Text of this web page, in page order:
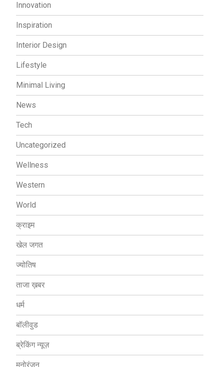
Innovation
Inspiration
Interior Design
Lifestyle
Minimal Living
News
Tech
Uncategorized
Wellness
Western
World
क्राइम
खेल जगत
ज्योतिष
ताजा ख़बर
धर्म
बॉलीवुड
ब्रेकिंग न्यूज़
मनोरंजन